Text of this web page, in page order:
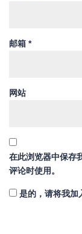
邮箱 *
网站
在此浏览器中保存
评论时使用。
是的，请将我加